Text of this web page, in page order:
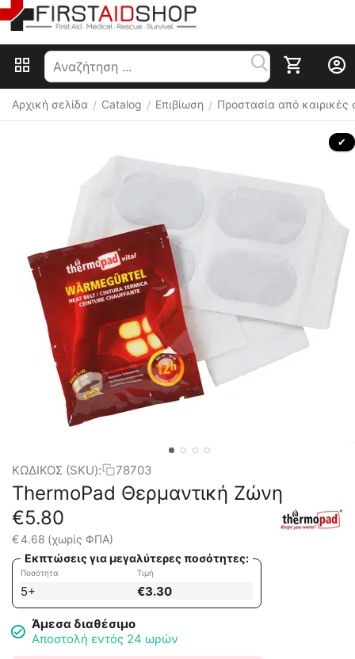
Αρχική σελίδα / Catalog / Επιβίωση / Προστασία από καιρικές
✔
ΚΩΔΙΚΟΣ (SKU): 78703
ThermoPad Θερμαντική Ζώνη
€5.80
€4.68 (χωρίς ΦΠΑ)
Εκπτώσεις για μεγαλύτερες ποσότητες:
Ποσότητα
5+
Τιμή
€3.30
Άμεσα διαθέσιμο
Αποστολή εντός 24 ωρών